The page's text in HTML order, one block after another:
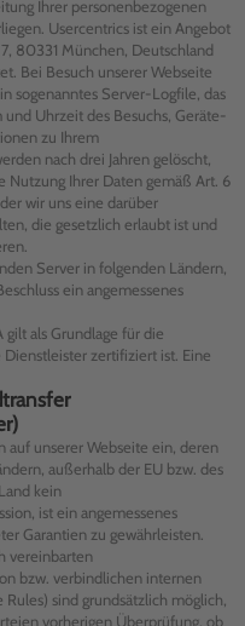
Ihrer personenbezogenen
Usercentrics ist ein Angebot
80331 München, Deutschland
Bei Besuch unserer Webseite
sogenanntes Server-Logfile, das
Uhrzeit des Besuchs, Geräte-
zu Ihrem
nach drei Jahren gelöscht,
Nutzung Ihrer Daten gemäß Art. 6
wir uns eine darüber
die gesetzlich erlaubt ist und
Server in folgenden Ländern,
ein angemessenes
gilt als Grundlage für die
zertifiziert ist. Eine
auf unserer Webseite ein, deren
außerhalb der EU bzw. des
kein
ist ein angemessenes
Garantien zu gewährleisten.
vereinbarten
bzw. verbindlichen internen
sind grundsätzlich möglich,
vorherigen Überprüfung, ob